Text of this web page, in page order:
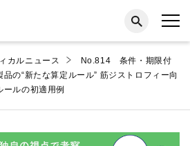
カルニュース
No.814 条件・期限付
の“新たな算定ルール” 筋ジストロフィー向
ールの初適用例